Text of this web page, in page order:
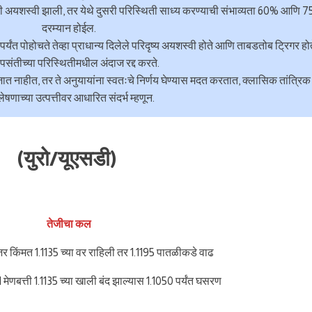
झाली, तर येथे दुसरी परिस्थिती साध्य करण्याची संभाव्यता 60% आणि
दरम्यान होईल.
पोहोचते तेव्हा प्राधान्य दिलेले परिदृष्य अयशस्वी होते आणि ताबडतोब ट्रिगर
परिस्थितीमधील अंदाज रद्द करते.
जात नाहीत, तर ते अनुयायांना स्वतःचे निर्णय घेण्यास मदत करतात, क्लासिक तांत्रिक
उत्पत्तीवर आधारित संदर्भ म्हणून.
(युरो/यूएसडी)
तेजीचा कल
किंमत 1.1135 च्या वर राहिली तर 1.1195 पातळीकडे वाढ
1.1135 च्या खाली बंद झाल्यास 1.1050 पर्यंत घसरण